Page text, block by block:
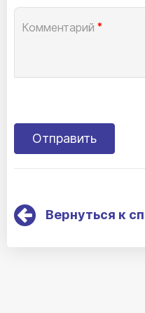
Комментарий *
Вернуться к